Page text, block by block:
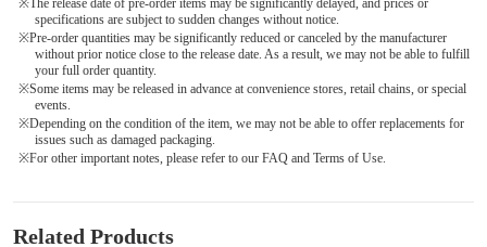
※The release date of pre-order items may be significantly delayed, and prices or
specifications are subject to sudden changes without notice.
※Pre-order quantities may be significantly reduced or canceled by the manufacturer
without prior notice close to the release date. As a result, we may not be able to fulfill
your full order quantity.
※Some items may be released in advance at convenience stores, retail chains, or special
events.
※Depending on the condition of the item, we may not be able to offer replacements for
issues such as damaged packaging.
※For other important notes, please refer to our FAQ and Terms of Use.
Related Products